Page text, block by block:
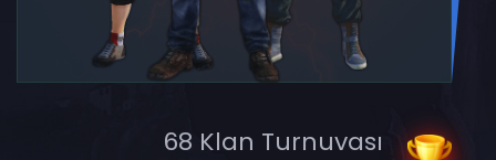
68 Klan Turnuvası